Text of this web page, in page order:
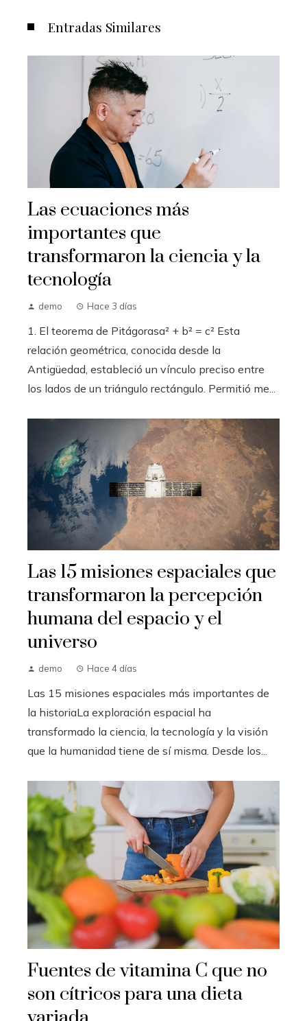
Entradas Similares
Las ecuaciones más
importantes que
transformaron la ciencia y la
tecnología
demo Hace 3 días
1. El teorema de Pitágorasa² + b² = c² Esta
relación geométrica, conocida desde la
Antigüedad, estableció un vínculo preciso entre
los lados de un triángulo rectángulo. Permitió me...
Las 15 misiones espaciales que
transformaron la percepción
humana del espacio y el
universo
demo Hace 4 días
Las 15 misiones espaciales más importantes de
la historiaLa exploración espacial ha
transformado la ciencia, la tecnología y la visión
que la humanidad tiene de sí misma. Desde los...
Fuentes de vitamina C que no
son cítricos para una dieta